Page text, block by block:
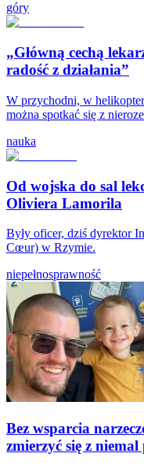
góry
„Główną cechą
radość z działania”
W przychodni, w
można spotkać się z
nauka
Od wojska do sal
Oliviera Lamorila
Były oficer, dziś dyrektor
Cœur) w Rzymie.
niepełnosprawność
Bez wsparcia
zmierzyć się z